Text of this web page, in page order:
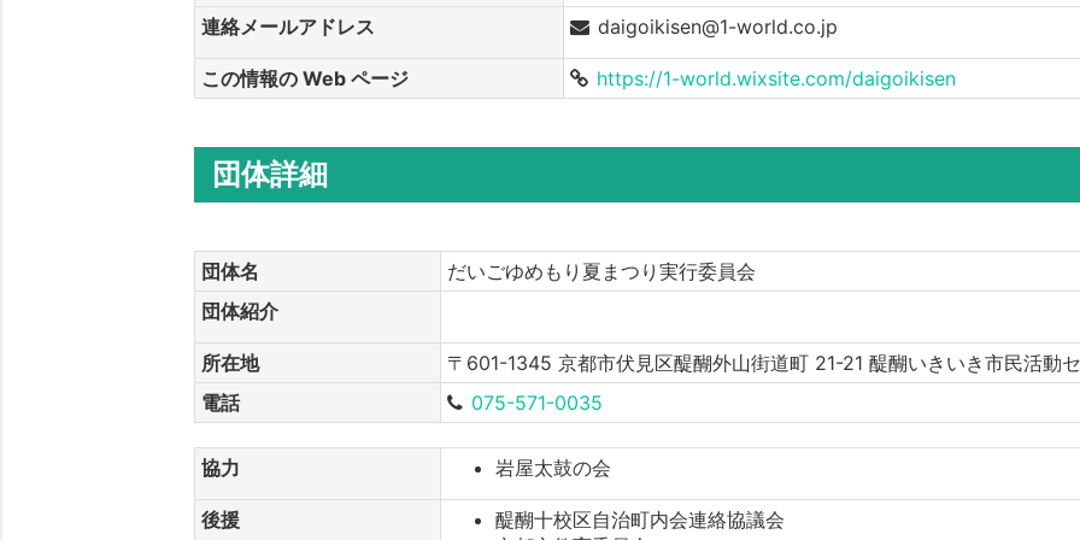
連絡メールアドレス daigoikisen@1-world.co.jp
この情報の Web ページ https://1-world.wixsite.com/daigoikisen
団体詳細
団体名
だいごゆめもり夏まつり実行委員会
団体紹介
所在地
〒601-1345 京都市伏見区醍醐外山街道町 21-21 醍醐いきいき市民活動
電話
075-571-0035
協力 岩屋太鼓の会
後援
醍醐十校区自治町内会連絡協議会